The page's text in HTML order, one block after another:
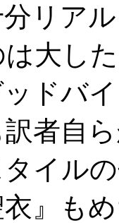
リア
大し
ドバ
者自
イル
衣』も